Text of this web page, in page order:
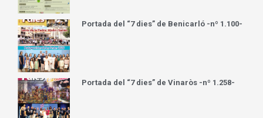
Portada del “7 dies” de Benicarló -nº 1.100-
Portada del “7 dies” de Vinaròs -nº 1.258-